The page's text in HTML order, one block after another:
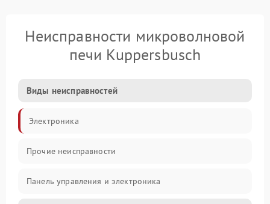
Неисправности микроволновой
печи Kuppersbusch
Виды неисправностей
Электроника
Прочие неисправности
Панель управления и электроника